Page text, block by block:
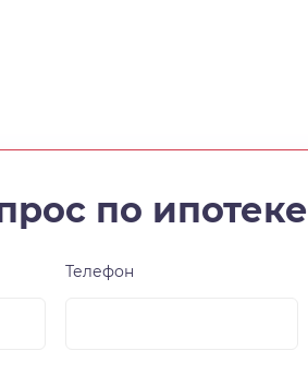
по ипотеке
Телефон